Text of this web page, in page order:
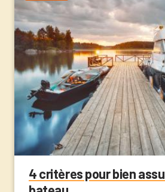
4 critères pour bien